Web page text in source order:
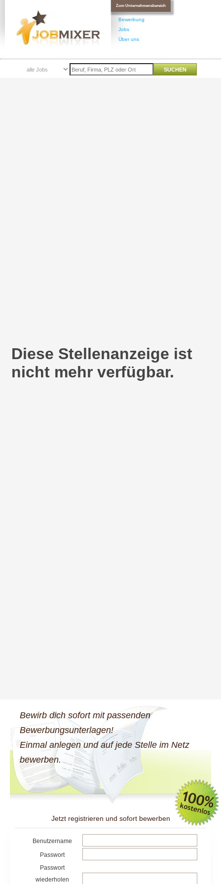
Zum Unternehmensbereich
Bewirb dich sofort mit passenden
Bewerbungsunterlagen!
Einmal anlegen und auf jede Stelle im Netz
bewerben.
Jetzt registrieren und sofort bewerben
Benutzername
Passwort
Passwort
wiederholen
Bewerbung
Jobs
Über uns